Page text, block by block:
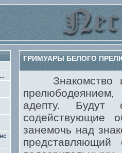
ГРИМУАРЫ БЕЛОГО
Знакомство
адепту. Будут
содействующие
занемочь над